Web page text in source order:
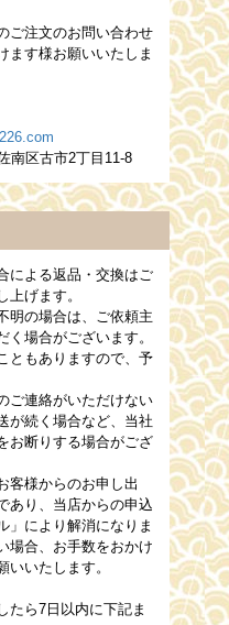
ご注文のお問い合わせ
ます様お願いいたしま
南区古市2丁目11-8
による返品・交換はご
げます。
明の場合は、ご依頼主
場合がございます。
ともありますので、予
ご連絡がいただけない
が続く場合など、当社
お断りする場合がござ
客様からのお申し出
あり、当店からの申込
」により解消になりま
場合、お手数をおかけ
いいたします。
たら7日以内に下記ま